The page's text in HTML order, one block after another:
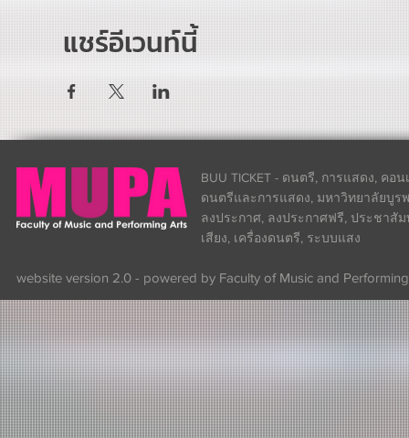
แชร์อีเวนท์นี้
BUU TICKET - ดนตรี, การแสดง, คอ
ดนตรีและการแสดง, มหาวิทยาลัยบูร
ลงประกาศ, ลงประกาศฟรี, ประชาสั
เสียง, เครื่องดนตรี, ระบบแสง
website version 2.0 - powered by Faculty of Music and